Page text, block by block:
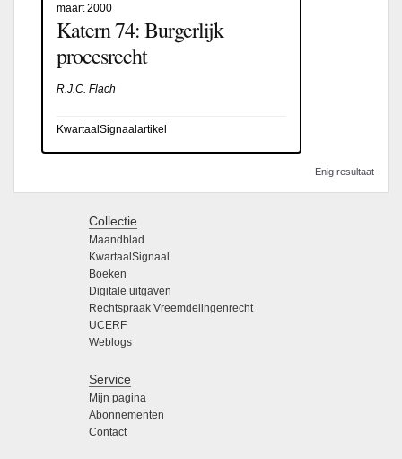
maart 2000
Katern 74: Burgerlijk
procesrecht
R.J.C. Flach
KwartaalSignaalartikel
Enig resultaat
Collectie
Maandblad
KwartaalSignaal
Boeken
Digitale uitgaven
Rechtspraak Vreemdelingenrecht
UCERF
Weblogs
Service
Mijn pagina
Abonnementen
Contact